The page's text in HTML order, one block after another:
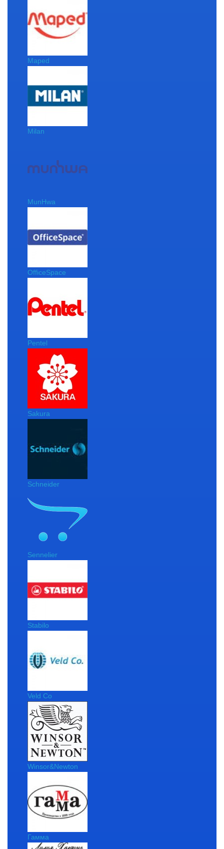
Maped
Milan
MunHwa
OfficeSpace
Pentel
Sakura
Schneider
Sennelier
Stabilo
Veld Co
Winsor&Newton
Гамма